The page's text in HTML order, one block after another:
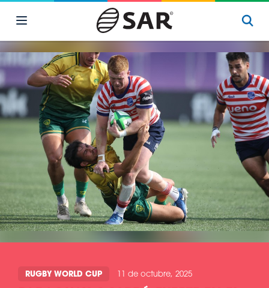
RUGBY WORLD CUP 11 de octubre, 2025